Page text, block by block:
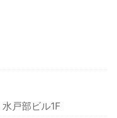
戸部ビル1F